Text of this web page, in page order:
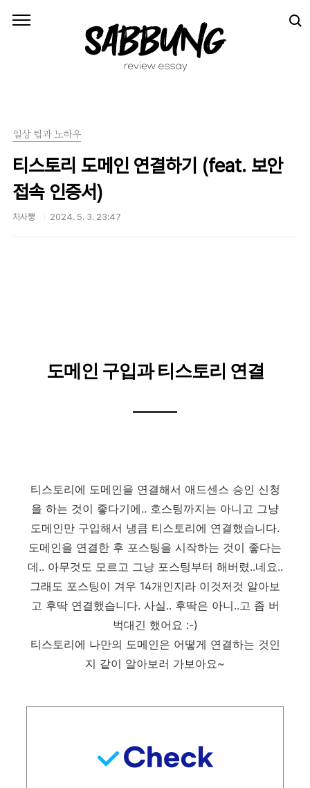
일상 팁과 노하우
티스토리 도메인 연결하기 (feat. 보안
접속 인증서)
치사뿡 2024. 5. 3. 23:47
도메인 구입과 티스토리 연결
티스토리에 도메인을 연결해서 애드센스 승인 신청
을 하는 것이 좋다기에.. 호스팅까지는 아니고 그냥
도메인만 구입해서 냉큼 티스토리에 연결했습니다.
도메인을 연결한 후 포스팅을 시작하는 것이 좋다는
데.. 아무것도 모르고 그냥 포스팅부터 해버렸..네요..
그래도 포스팅이 겨우 14개인지라 이것저것 알아보
고 후딱 연결했습니다. 사실.. 후딱은 아니..고 좀 버
벅대긴 했어요 :-)
티스토리에 나만의 도메인은 어떻게 연결하는 것인
지 같이 알아보러 가보아요~